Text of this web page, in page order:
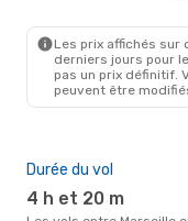
Les prix affichés sur
derniers jours pour
pas un prix définitif.
peuvent être
Durée du vol
4 h et 20 m